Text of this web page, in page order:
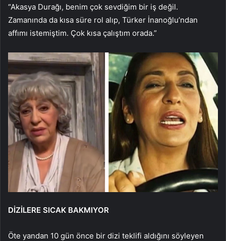
“Akasya Durağı, benim çok sevdiğim bir iş değil.
Zamanında da kısa süre rol alıp, Türker İnanoğlu’ndan
affımı istemiştim. Çok kısa çalıştım orada.”
DİZİLERE SICAK BAKMIYOR
Öte yandan 10 gün önce bir dizi teklifi aldığını söyleyen